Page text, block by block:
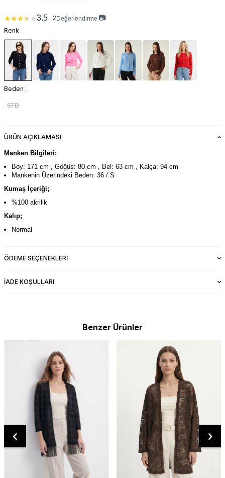
★★★★★3.5 2Değerlendirme 📷
Renk
Beden :
STD
ÜRÜN AÇIKLAMASI
Manken Bilgileri;
Boy: 171 cm , Göğüs: 80 cm , Bel: 63 cm , Kalça: 94 cm
Mankenin Üzerindeki Beden: 36 / S
Kumaş İçeriği;
%100 akrilik
Kalıp;
Normal
ÖDEME SEÇENEKLERI
İADE KOŞULLARI
Benzer Ürünler